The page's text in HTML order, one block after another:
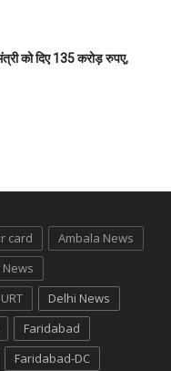
को दिए 135 करोड़ रुपए,
card
Ambala News
Delhi News
Faridabad
Faridabad-DC